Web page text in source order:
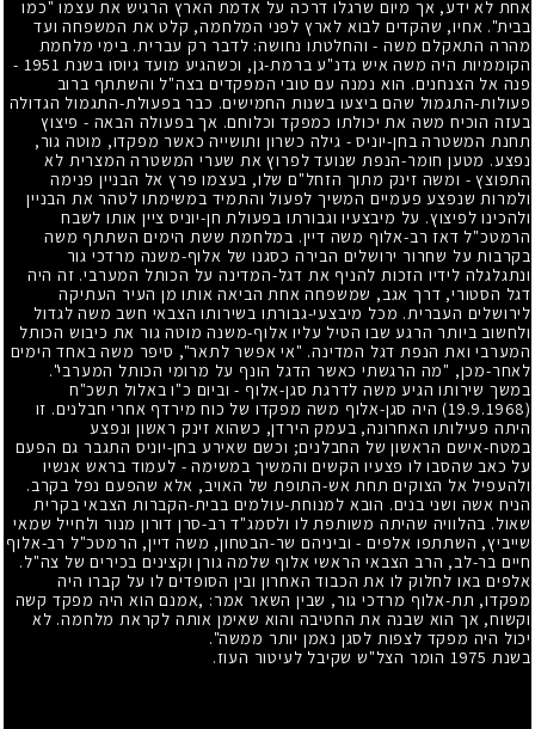
אחת לא ידע, אך מיום שרגלו דרכה על אדמת הארץ הרגיש את עצמו "כמו
בבית". אחיו, שהקדים לבוא לארץ לפני המלחמה, קלט את המשפחה ועד
מהרה התאקלם משה -והחלטתו נחושה: לדבר רק עברית. בימי מלחמת
הקוממיות היה משה איש גדנ"ע ברמת-גן, וכשהגיע מועד גיוסו בשנת 1951
-
פנה אל הצנחנים. הוא נמנה עם טובי המפקדים בצה"ל והשתתף ברוב
פעולות-התגמול שהם ביצעו בשנות החמישים. כבר בפעולת-התגמול הגדולה
בעזה הוכיח משה את יכולתו כמפקד וכלוחם. אך בפעולה הבאה - פיצוץ
תחנת המשטרה בחן-יוניס - גילה כשרון ותושייה כאשר מפקדו, מוטה גור,
נפצע. מטען חומר-הנפת שנועד לפרוץ את שערי המשטרה המצרית לא
התפוצץ - ומשה זינק מתוך הזחל"ם שלו, בעצמו פרץ אל הבניין פנימה
ולמרות שנפצע פעמיים המשיך לפעול והתמיד במשימתו לטהר את הבניין
ולהכינו לפיצוץ. על מיבצעיו וגבורתו בפעולת חן-יוניס ציין אותו לשבח
הרמטכ"ל דאז רב-אלוף משה דיין. במלחמת ששת הימים השתתף משה
בקרבות על שחרור ירושלים הבירה כסגנו של אלוף-משנה מרדכי גור
ונתגלגלה לידיו הזכות להניף את דגל-המדינה על הכותל המערבי. זה היה
דגל הסטורי, דרך אגב, שמשפחה אחת הביאה אותו מן העיר העתיקה
לירושלים העברית. מכל מיבצעי-גבורתו בשירותו הצבאי חשב משה לגדול
ולחשוב ביותר הרגע שבו הטיל עליו אלוף-משנה מוטה גור את כיבוש הכותל
המערבי ואת הנפת דגל המדינה. "אי אפשר לתאר", סיפר משה באחד הימים
לאחר-מכן, "מה הרגשתי כאשר הדגל הונף על מרומי הכותל המערבי".
במשך שירותו הגיע משה לדרגת סגן-אלוף -וביום כ"ו באלול תשכ"ח
(19.9.1968)
היה סגן-אלוף משה מפקדו של כוח מירדף אחרי חבלנים. זו
היתה פעילותו האחרונה, בעמק הירדן, כשהוא זינק ראשון ונפצע
במטח-אישם הראשון של החבלנים; וכשם שאירע בחן-יוניס התגבר גם הפעם
על כאב שהסבו לו פצעיו הקשים והמשיך במשימה - לעמוד בראש אנשיו
ולהעפיל אל הצוקים תחת אש-התופת של האויב, אלא שהפעם נפל בקרב.
הניח אשה ושני בנים. הובא למנוחת-עולמים בבית-הקברות הצבאי בקרית
שאול. בהלוויה שהיתה משותפת לו ולסמג"ד רב-סרן דורון מנור ולחייל שמאי
שייביץ, השתתפו אלפים -וביניהם שר-הבטחון, משה דיין, הרמטכ"ל רב-אלוף
חיים בר-לב, הרב הצבאי הראשי אלוף שלמה גורן וקצינים בכירים של צה"ל.
אלפים באו לחלוק לו את הכבוד האחרון ובין הסופדים לו על קברו היה
מפקדו, תת-אלוף מרדכי גור, שבין השאר אמר: ,אמנם הוא היה מפקד קשה
וקשוח, אך הוא שבנה את החטיבה והוא שאימן אותה לקראת מלחמה. לא
יכול היה מפקד לצפות לסגן נאמן יותר ממשה".
בשנת 1975 הומר הצל"ש שקיבל לעיטור העוז.